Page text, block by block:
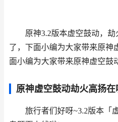
原神3.2版本虚空鼓动，劫
了，下面小编为大家带来原神
面小编为大家带来原神虚空鼓
原神虚空鼓动劫火高扬在
旅行者们好呀~3.2版本「